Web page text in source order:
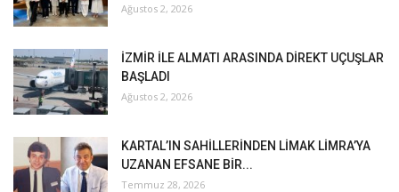
Ağustos 2, 2026
İZMİR İLE ALMATI ARASINDA DİREKT UÇUŞLAR
BAŞLADI
Ağustos 2, 2026
KARTAL’IN SAHİLLERİNDEN LİMAK LİMRA’YA
UZANAN EFSANE BİR...
Temmuz 28, 2026